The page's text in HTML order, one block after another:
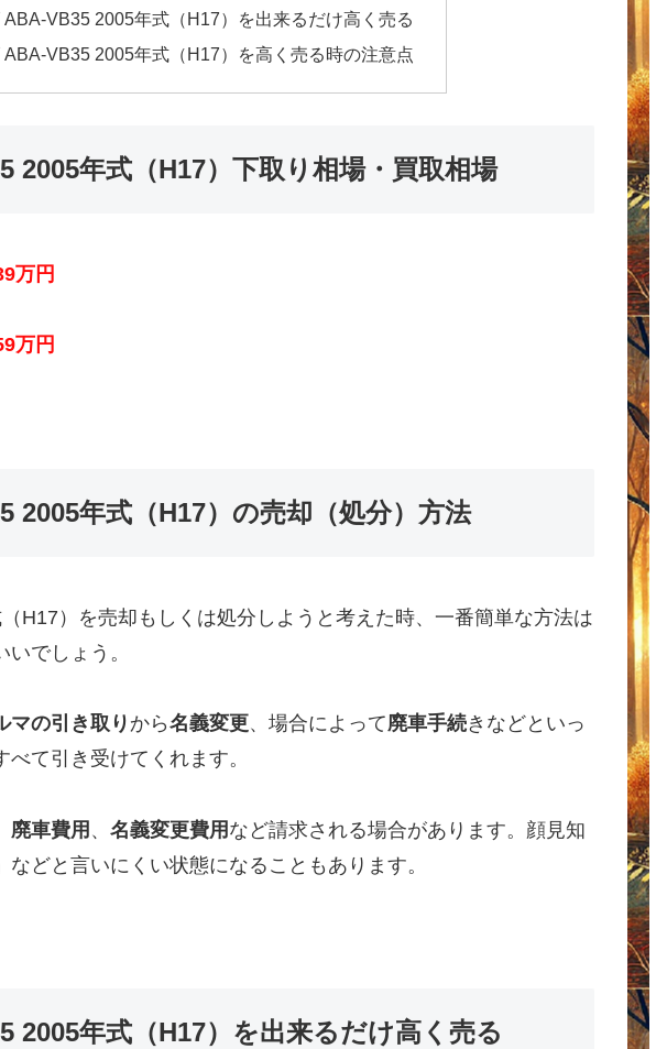
ABA-VB35 2005年式（H17）を出来るだけ高く売る
ABA-VB35 2005年式（H17）を高く売る時の注意点
2005年式（H17）下取り相場・買取相場
万円
万円
2005年式（H17）の売却（処分）方法
H17）を売却もしくは処分しようと考えた時、一番簡単な方法は
いでしょう。
マの引き取り から名義変更、場合によって廃車手続きなどといっ
て引き受けてくれます。
廃車費用 、 名義変更費用 など請求される場合があります。顔見知
どと言いにくい状態になることもあります。
2005年式（H17）を出来るだけ高く売る